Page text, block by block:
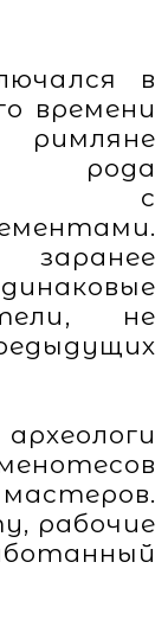
в
времени
рода
с
не
рабочие